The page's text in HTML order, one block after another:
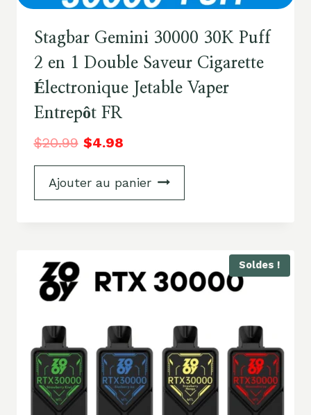
Stagbar Gemini 30000 30K Puff
2 en 1 Double Saveur Cigarette
Électronique Jetable Vaper
Entrepôt FR
$20.99 $4.98
Ajouter au panier
Soldes !